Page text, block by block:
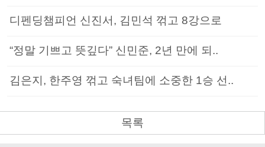
디펜딩챔피언 신진서, 김민석 꺾고 8강으로
“정말 기쁘고 뜻깊다” 신민준, 2년 만에 되..
김은지, 한주영 꺾고 숙녀팀에 소중한 1승 선..
목록